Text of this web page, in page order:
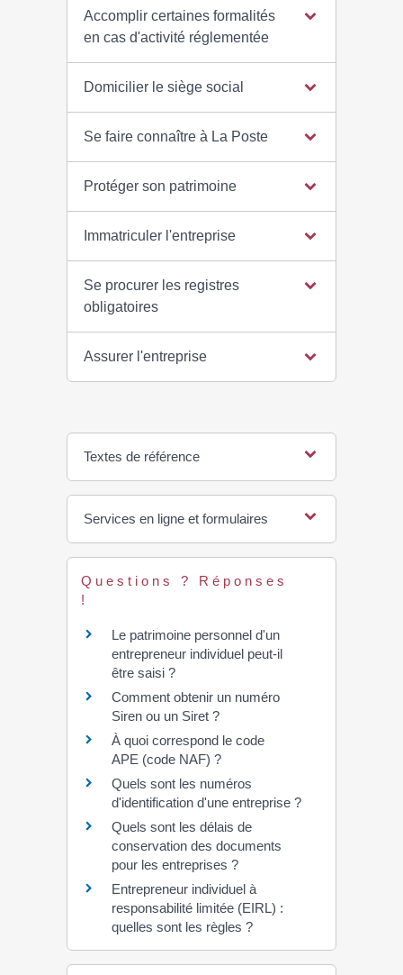
Accomplir certaines formalités
en cas d'activité réglementée
Domicilier le siège social
Se faire connaître à La Poste
Protéger son patrimoine
Immatriculer l'entreprise
Se procurer les registres
obligatoires
Assurer l'entreprise
Textes de référence
Services en ligne et formulaires
Questions ? Réponses
!
Le patrimoine personnel d'un
entrepreneur individuel peut-il
être saisi ?
Comment obtenir un numéro
Siren ou un Siret ?
À quoi correspond le code
APE (code NAF) ?
Quels sont les numéros
d'identification d'une entreprise ?
Quels sont les délais de
conservation des documents
pour les entreprises ?
Entrepreneur individuel à
responsabilité limitée (EIRL) :
quelles sont les règles ?